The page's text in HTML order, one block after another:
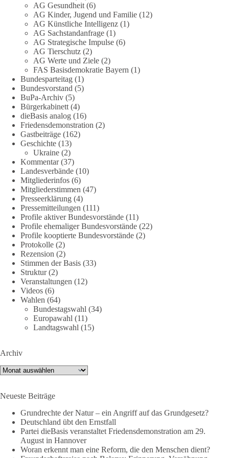
zum Rechtsstaat und zur Demokratie aufwerfen. [...]
👉 Hier weiterlesen:https://diebasis-
partei.de/2026/07/grundrechte-der-natur-ein-angriff-auf-das-
grundgesetz/
🟩🟩🟦🟦🟥🟥🟧🟧
Es ging weniger um fertige Antworten als um eine Debatte
darüber, wie Freiheit, Verantwortung, Naturschutz und
Grundrechte in einer demokratischen Gesellschaft künftig
miteinander in Einklang gebracht werden können.
#dieBasis #natur #grundrechte
38 7 8
DieBasis
1 Tag zuvor
Jetzt dieBasis Sachsen-Anhalt unterstützen!
Die Landtagswahl 2026 in Sachsen-Anhalt findet am 6.
September statt. Die Inhalte stehen – jetzt müssen sie gesehen,
geteilt und diskutiert werden.
Folge unseren Kanälen:
Facebook:
https://www.facebook.com/groups/diebasissachsenanhalt/
Tiktok:
X:https://x.com/DieBasisLSA
Youtube:https://www.youtube.com/dieBasisSachsenAnhalt
🟩🟩🟦🟦🟥🟥🟧🟧
Like, teile und kommentiere unsere Beiträge, damit noch mehr
Menschen mitbekommen, wofür wir stehen und warum es sich
lohnt, dieBasis zu wählen.
Mehr Infos: https://diebasis-st.de/wahlprogramm/
AG Gesundheit (6)
AG Kinder, Jugend und Familie (12)
AG Künstliche Intelligenz (1)
AG Sachstandanfrage (1)
AG Strategische Impulse (6)
AG Tierschutz (2)
AG Werte und Ziele (2)
FAS Basisdemokratie Bayern (1)
Bundesparteitag (1)
Bundesvorstand (5)
BuPa-Archiv (5)
Bürgerkabinett (4)
dieBasis analog (16)
Friedensdemonstration (2)
Gastbeiträge (162)
Geschichte (13)
Ukraine (2)
Kommentar(37)
Landesverbände (10)
Mitgliederinfos (6)
Mitgliederstimmen (47)
Presseerklärung (4)
Pressemitteilungen (111)
Profile aktiver Bundesvorstände (11)
Profile ehemaliger Bundesvorstände (22)
Profile kooptierte Bundesvorstände (2)
Protokolle (2)
Rezension (2)
Stimmen der Basis (33)
Struktur(2)
Veranstaltungen (12)
Videos (6)
Wahlen (64)
Bundestagswahl (34)
Europawahl (11)
Landtagswahl (15)
Archiv
Archiv
Neueste Beiträge
Grundrechte der Natur – ein Angriff auf das Grundgesetz?
Deutschland übt den Ernstfall
Partei dieBasis veranstaltet Friedensdemonstration am 29.
August in Hannover
Woran erkennt man eine Reform, die den Menschen dient?